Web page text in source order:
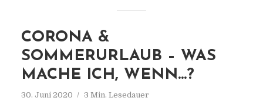
CORONA &
SOMMERURLAUB – WAS
MACHE ICH, WENN…?
30. Juni 2020 3 Min. Lesedauer